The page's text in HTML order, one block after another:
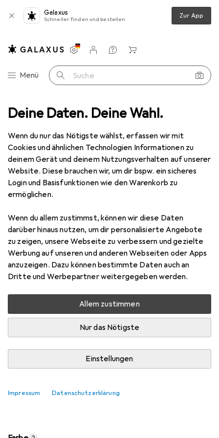
Deine Daten. Deine Wahl.
Wenn du nur das Nötigste wählst, erfassen wir mit
Cookies und ähnlichen Technologien Informationen zu
deinem Gerät und deinem Nutzungsverhalten auf unserer
Website. Diese brauchen wir, um dir bspw. ein sicheres
Login und Basisfunktionen wie den Warenkorb zu
ermöglichen.
Wenn du allem zustimmst, können wir diese Daten
darüber hinaus nutzen, um dir personalisierte Angebote
zu zeigen, unsere Webseite zu verbessern und gezielte
Werbung auf unseren und anderen Webseiten oder Apps
anzuzeigen. Dazu können bestimmte Daten auch an
Dritte und Werbepartner weitergegeben werden.
Allem zustimmen
Nur das Nötigste
Einstellungen
Impressum Datenschutzerklärung
Galaxus
Schneller finden und bestellen Zur App
Navigation nach Kategorien
Menü Suche
Einstellungen
Kundenkonto
Vergleichslisten
Merklisten
Warenkorb
Scrapbooking Heft + Block Moleskine Notizbuch HC XL
12 Bilder
Moleskine Notizbuch HC XL
Preis in EUR inkl. MwSt.
EUR
24,33
5
Bewertungen Marke
Mehr von Moleskine
Di, 11.8. geliefert
6 Stück an Lager beim Lieferanten
Lieferort angeben für genaue Lieferzeit
In den Warenkorb